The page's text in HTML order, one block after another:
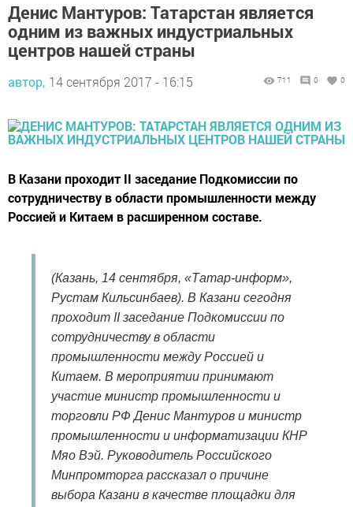
Денис Мантуров: Татарстан является
одним из важных индустриальных
центров нашей страны
автор, 14 сентября 2017 - 16:15 711 0 0
В Казани проходит II заседание Подкомиссии по
сотрудничеству в области промышленности между
Россией и Китаем в расширенном составе.
(Казань, 14 сентября, «Татар-информ»,
Рустам Кильсинбаев). В Казани сегодня
проходит II заседание Подкомиссии по
сотрудничеству в области
промышленности между Россией и
Китаем. В мероприятии принимают
участие министр промышленности и
торговли РФ Денис Мантуров и министр
промышленности и информатизации КНР
Мяо Вэй. Руководитель Российского
Минпромторга рассказал о причине
выбора Казани в качестве площадки для